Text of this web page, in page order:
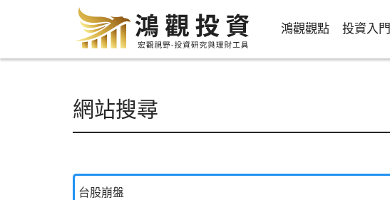
鴻觀觀點 投資入門
網站搜尋